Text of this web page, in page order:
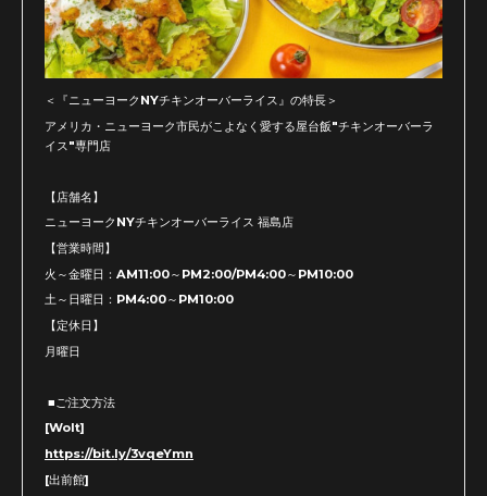
＜『ニューヨークNYチキンオーバーライス』の特長＞
アメリカ・ニューヨーク市民がこよなく愛する屋台飯"チキンオーバーラ
イス"専門店
【店舗名】
ニューヨークNYチキンオーバーライス 福島店
【営業時間】
火～金曜日：AM11:00～PM2:00/PM4:00～PM10:00
土～日曜日：PM4:00～PM10:00
【定休日】
月曜日
■ご注文方法
[Wolt]
https://bit.ly/3vqeYmn
[出前館]